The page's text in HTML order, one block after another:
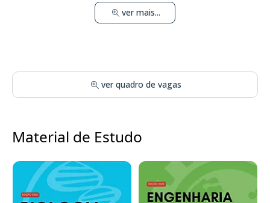
ver mais...
ver quadro de vagas
Material de Estudo